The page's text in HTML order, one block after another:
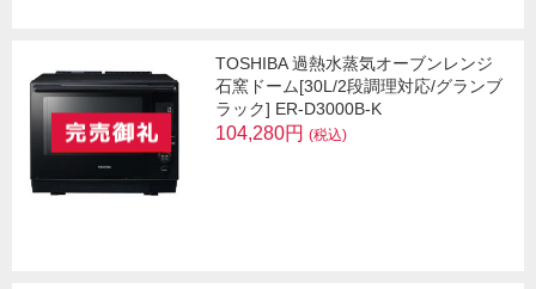
TOSHIBA 過熱水蒸気オーブンレンジ
石窯ドーム[30L/2段調理対応/グランブ
ラック] ER-D3000B-K
104,280円 (税込)